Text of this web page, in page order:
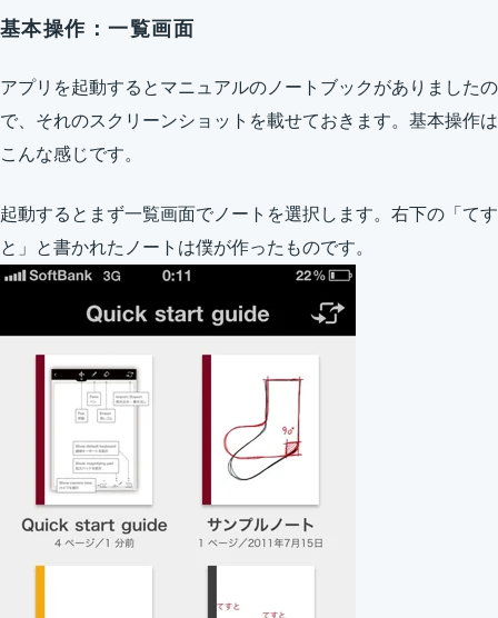
基本操作：一覧画面
アプリを起動するとマニュアルのノートブックがありましたの
で、それのスクリーンショットを載せておきます。基本操作は
こんな感じです。
起動するとまず一覧画面でノートを選択します。右下の「てす
と」と書かれたノートは僕が作ったものです。